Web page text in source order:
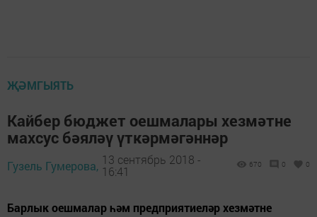
ҖӘМГЫЯТЬ
Кайбер бюджет оешмалары хезмәтне
махсус бәяләү үткәрмәгәннәр
Гузель Гумерова, 13 сентябрь 2018 -
16:41
670 0 0
Барлык оешмалар һәм предприятиеләр хезмәтне